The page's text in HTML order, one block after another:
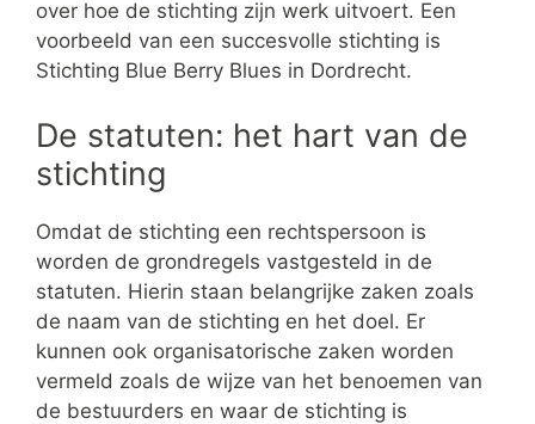
over hoe de stichting zijn werk uitvoert. Een
voorbeeld van een succesvolle stichting is
Stichting Blue Berry Blues in Dordrecht.
De statuten: het hart van de
stichting
Omdat de stichting een rechtspersoon is
worden de grondregels vastgesteld in de
statuten. Hierin staan belangrijke zaken zoals
de naam van de stichting en het doel. Er
kunnen ook organisatorische zaken worden
vermeld zoals de wijze van het benoemen van
de bestuurders en waar de stichting is